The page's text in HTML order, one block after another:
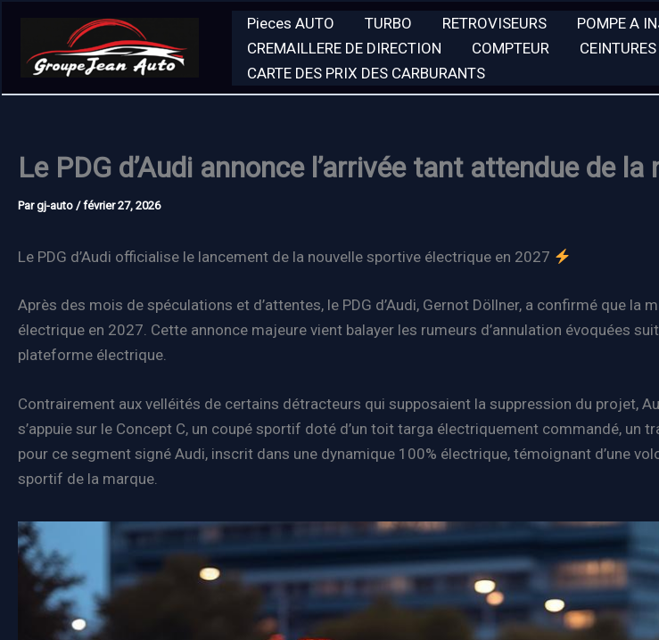
contenu
Pieces AUTO TURBO RETROVISEURS POMPE A
CREMAILLERE DE DIRECTION
COMPTEUR CEINTURES
CARTE DES PRIX DES CARBURANTS
Le PDG d’Audi annonce l’arrivée tant attendue de
Pargj-auto /février 27, 2026
Le PDG d’Audi officialise le lancement de la nouvelle sportive électrique en 2027
Après des mois de spéculations et d’attentes, le PDG d’Audi, Gernot Döllner, a confirmé que
électrique en 2027. Cette annonce majeure vient balayer les rumeurs d’annulation évoquées
plateforme électrique.
Contrairement aux velléités de certains détracteurs qui supposaient la suppression du projet,
s’appuie sur le Concept C, un coupé sportif doté d’un toit targa électriquement commandé, un
pour ce segment signé Audi, inscrit dans une dynamique 100% électrique, témoignant d’une
sportif de la marque.